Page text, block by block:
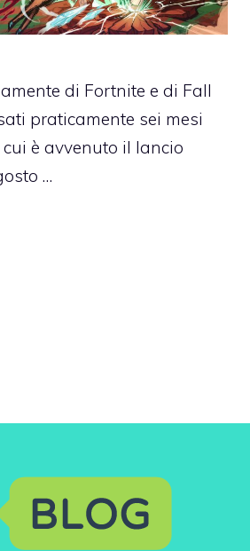
di Fortnite e di Fall
praticamente sei mesi
è avvenuto il lancio
…